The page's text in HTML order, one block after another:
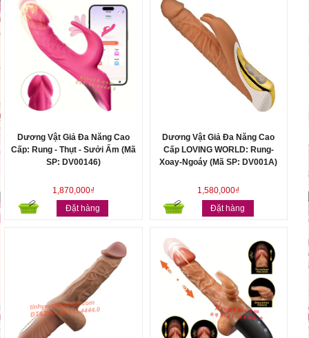
Dương Vật Giả Đa Năng Cao
Cấp: Rung - Thụt - Sưởi Ấm (Mã
SP: DV00146)
1,870,000₫
Đặt hàng
Dương Vật Giả Đa Năng Cao
Cấp LOVING WORLD: Rung-
Xoay-Ngoáy (Mã SP: DV001A)
1,580,000₫
Đặt hàng